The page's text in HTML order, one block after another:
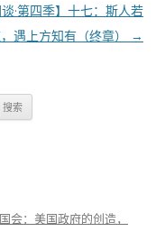
谈·第四季】十七：斯人若
遇上方知有（终章）
→
会：美国政府的创造，